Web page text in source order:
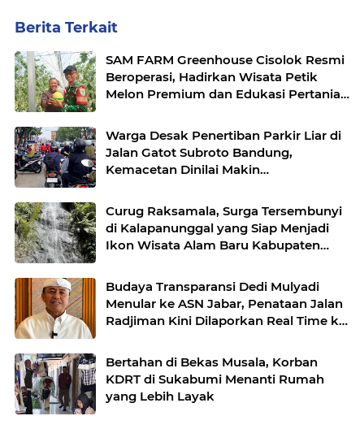
Berita Terkait
SAM FARM Greenhouse Cisolok Resmi
Beroperasi, Hadirkan Wisata Petik
Melon Premium dan Edukasi Pertanian
Warga Desak Penertiban Parkir Liar di
Jalan Gatot Subroto Bandung,
Kemacetan Dinilai Makin
Curug Raksamala, Surga Tersembunyi
di Kalapanunggal yang Siap Menjadi
Ikon Wisata Alam Baru Kabupaten
Budaya Transparansi Dedi Mulyadi
Menular ke ASN Jabar, Penataan Jalan
Radjiman Kini Dilaporkan Real Time ke
Bertahan di Bekas Musala, Korban
KDRT di Sukabumi Menanti Rumah
yang Lebih Layak